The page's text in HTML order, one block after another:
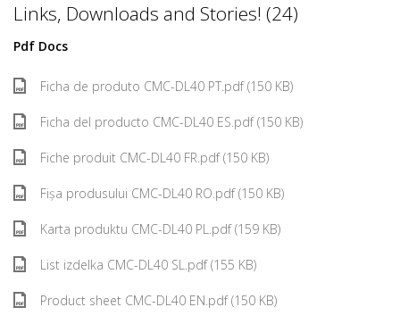
Links, Downloads and Stories! (24)
Pdf Docs
Ficha de produto CMC-DL40 PT.pdf (150 KB)
Ficha del producto CMC-DL40 ES.pdf (150 KB)
Fiche produit CMC-DL40 FR.pdf (150 KB)
Fișa produsului CMC-DL40 RO.pdf (150 KB)
Karta produktu CMC-DL40 PL.pdf (159 KB)
List izdelka CMC-DL40 SL.pdf (155 KB)
Product sheet CMC-DL40 EN.pdf (150 KB)